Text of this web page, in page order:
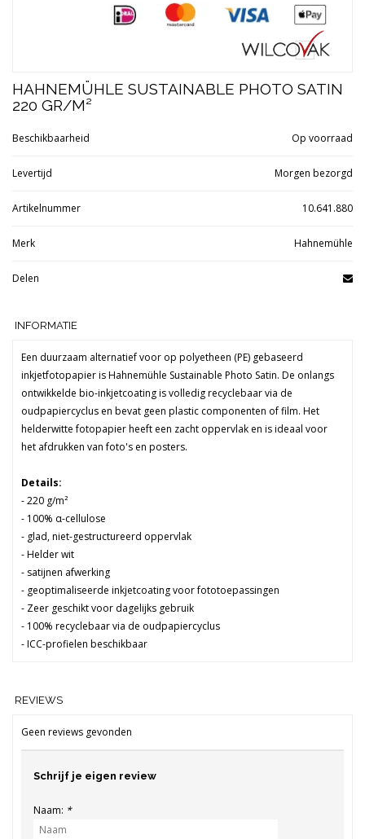
HAHNEMÜHLE SUSTAINABLE PHOTO SATIN
220 GR/M²
Beschikbaarheid Op voorraad
Levertijd Morgen bezorgd
Artikelnummer 10.641.880
Merk Hahnemühle
Delen
INFORMATIE
Een duurzaam alternatief voor op polyetheen (PE) gebaseerd
inkjetfotopapier is Hahnemühle Sustainable Photo Satin. De onlangs
ontwikkelde bio-inkjetcoating is volledig recyclebaar via de
oudpapiercyclus en bevat geen plastic componenten of film. Het
helderwitte fotopapier heeft een zacht oppervlak en is ideaal voor
het afdrukken van foto's en posters.
Details:
- 220 g/m²
- 100% α-cellulose
- glad, niet-gestructureerd oppervlak
- Helder wit
- satijnen afwerking
- geoptimaliseerde inkjetcoating voor fototoepassingen
- Zeer geschikt voor dagelijks gebruik
- 100% recyclebaar via de oudpapiercyclus
- ICC-profielen beschikbaar
REVIEWS
Geen reviews gevonden
Schrijf je eigen review
Naam: *